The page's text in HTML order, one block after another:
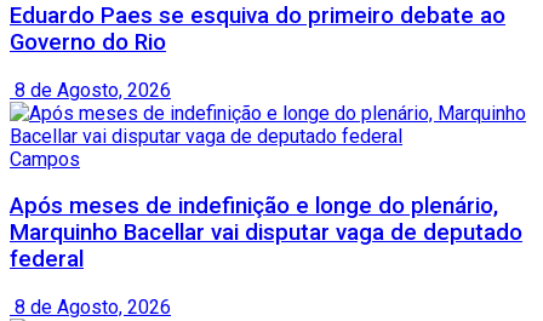
Eduardo Paes se esquiva do primeiro debate ao
Governo do Rio
8 de Agosto, 2026
Campos
Após meses de indefinição e longe do plenário,
Marquinho Bacellar vai disputar vaga de deputado
federal
8 de Agosto, 2026